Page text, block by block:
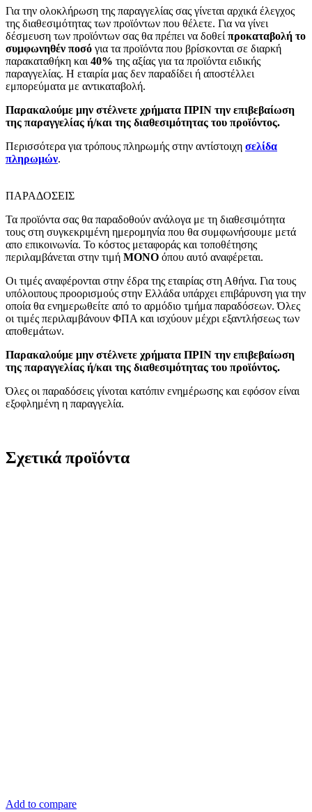
Για την ολοκλήρωση της παραγγελίας σας γίνεται αρχικά έλεγχος
της διαθεσιμότητας των προϊόντων που θέλετε. Για να γίνει
δέσμευση των προϊόντων σας θα πρέπει να δοθεί προκαταβολή το
συμφωνηθέν ποσό για τα προϊόντα που βρίσκονται σε διαρκή
παρακαταθήκη και 40% της αξίας για τα προϊόντα ειδικής
παραγγελίας. Η εταιρία μας δεν παραδίδει ή αποστέλλει
εμπορεύματα με αντικαταβολή.
Παρακαλούμε μην στέλνετε χρήματα ΠΡΙΝ την επιβεβαίωση
της παραγγελίας ή/και της διαθεσιμότητας του προϊόντος.
Περισσότερα για τρόπους πληρωμής στην αντίστοιχη σελίδα
πληρωμών.
ΠΑΡΑΔΟΣΕΙΣ
Τα προϊόντα σας θα παραδοθούν ανάλογα με τη διαθεσιμότητα
τους στη συγκεκριμένη ημερομηνία που θα συμφωνήσουμε μετά
απο επικοινωνία. Το κόστος μεταφοράς και τοποθέτησης
περιλαμβάνεται στην τιμή MONO όπου αυτό αναφέρεται.
Οι τιμές αναφέρονται στην έδρα της εταιρίας στη Αθήνα. Για τους
υπόλοιπους προορισμούς στην Ελλάδα υπάρχει επιβάρυνση για την
οποία θα ενημερωθείτε από το αρμόδιο τμήμα παραδόσεων. Όλες
οι τιμές περιλαμβάνουν ΦΠΑ και ισχύουν μέχρι εξαντλήσεως των
αποθεμάτων.
Παρακαλούμε μην στέλνετε χρήματα ΠΡΙΝ την επιβεβαίωση
της παραγγελίας ή/και της διαθεσιμότητας του προϊόντος.
Όλες οι παραδόσεις γίνοται κατόπιν ενημέρωσης και εφόσον είναι
εξοφλημένη η παραγγελία.
Σχετικά προϊόντα
Add to compare